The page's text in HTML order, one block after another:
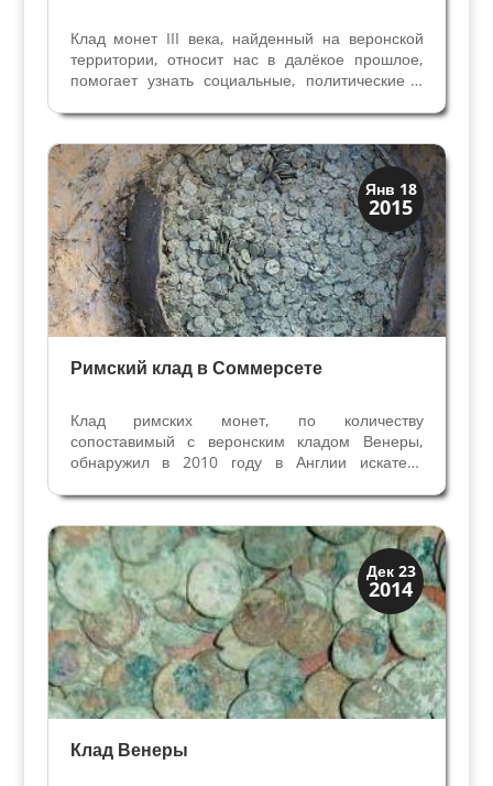
Клад монет III века, найденный на веронской
территории, относит нас в далёкое прошлое,
помогает узнать социальные, политические и
Империи. Самые старые монеты из клада
Венеры принадлежат к эпохе Гордиано III(238-
244), Трайано Дечио...
Янв 18
2015
История
Клады и медали
Римский клад в Соммерсете
Клад римских монет, по количеству
сопоставимый с веронским кладом Венеры,
обнаружил в 2010 году в Англии искатель
обнаруженные до XX века были случайными,
сделанными во время строительства или
работы на полях. Современные...
Дек 23
2014
История
Клады и медали
Клад Венеры